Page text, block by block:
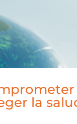
la